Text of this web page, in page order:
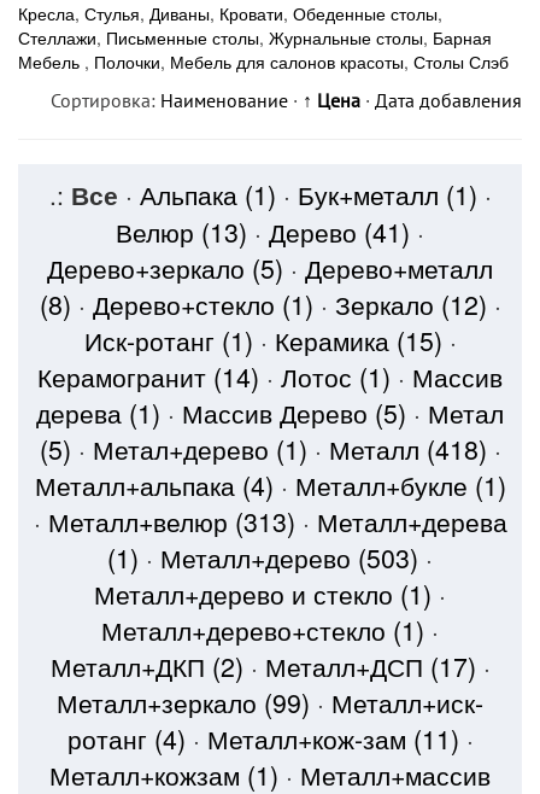
Кресла, Стулья, Диваны, Кровати, Обеденные столы,
Стеллажи, Письменные столы, Журнальные столы, Барная
Мебель , Полочки, Мебель для салонов красоты, Столы Слэб
Сортировка: Наименование · ↑ Цена · Дата добавления
.: Все · Альпака (1) · Бук+металл (1) ·
Велюр (13) · Дерево (41) ·
Дерево+зеркало (5) · Дерево+металл
(8) · Дерево+стекло (1) · Зеркало (12) ·
Иск-ротанг (1) · Керамика (15) ·
Керамогранит (14) · Лотос (1) · Массив
дерева (1) · Массив Дерево (5) · Метал
(5) · Метал+дерево (1) · Металл (418) ·
Металл+альпака (4) · Металл+букле (1)
· Металл+велюр (313) · Металл+дерева
(1) · Металл+дерево (503) ·
Металл+дерево и стекло (1) ·
Металл+дерево+стекло (1) ·
Металл+ДКП (2) · Металл+ДСП (17) ·
Металл+зеркало (99) · Металл+иск-
ротанг (4) · Металл+кож-зам (11) ·
Металл+кожзам (1) · Металл+массив